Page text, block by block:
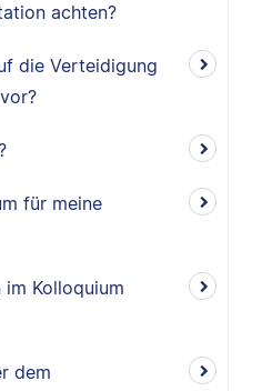
achten?
die Verteidigung
für meine
im Kolloquium
dem